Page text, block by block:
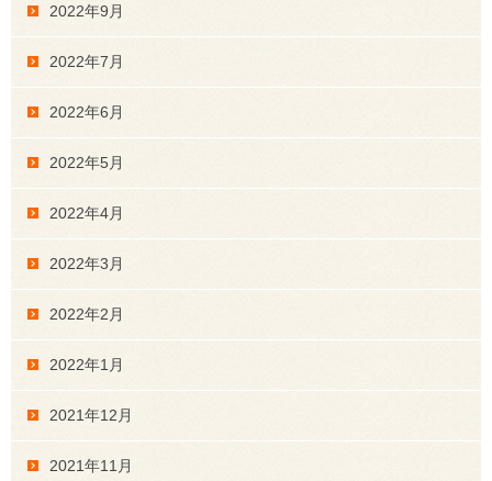
2022年9月
2022年7月
2022年6月
2022年5月
2022年4月
2022年3月
2022年2月
2022年1月
2021年12月
2021年11月